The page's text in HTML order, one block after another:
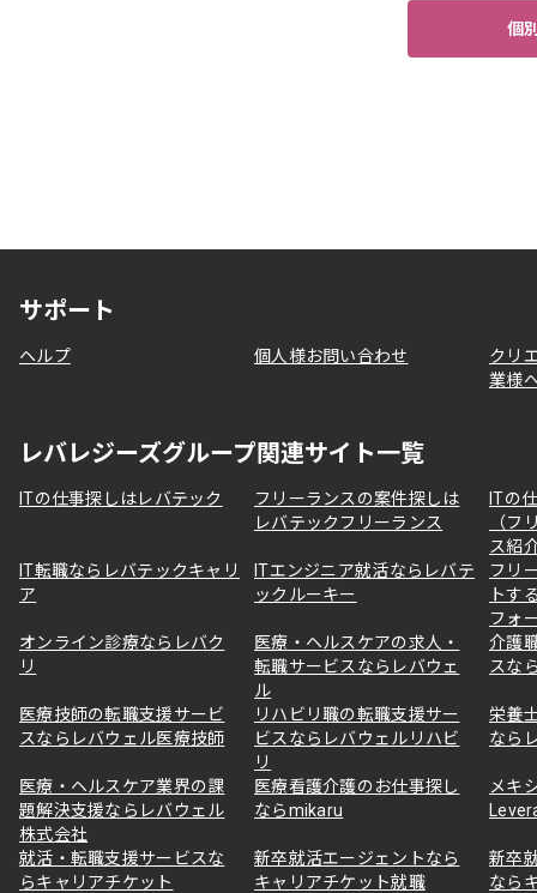
個
サポート
ヘルプ 個人様お問い合わせ
クリ
業様
レバレジーズグループ関連サイト一覧
ITの仕事探しはレバテック
フリーランスの案件探しは
レバテックフリーランス
ITの
（フ
ス紹
IT転職ならレバテックキャリ
ア
ITエンジニア就活ならレバテ
ックルーキー
フリ
トす
フォ
オンライン診療ならレバク
リ
医療・ヘルスケアの求人・
転職サービスならレバウェ
ル
介護
スな
医療技師の転職支援サービ
スならレバウェル医療技師
リハビリ職の転職支援サー
ビスならレバウェルリハビ
リ
栄養
なら
医療・ヘルスケア業界の課
題解決支援ならレバウェル
株式会社
医療看護介護のお仕事探し
ならmikaru
メキ
就活・転職支援サービスな
らキャリアチケット
新卒就活エージェントなら
キャリアチケット就職
新卒
なら